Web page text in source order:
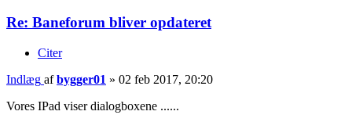
Re: Baneforum bliver opdateret
Citer
Indlæg afbygger01 » 02 feb 2017, 20:20
Vores IPad viser dialogboxene ......